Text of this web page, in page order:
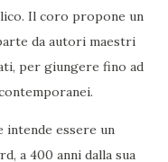
Il coro propone un
da autori maestri
per giungere fino ad
intende essere un
a 400 anni dalla sua